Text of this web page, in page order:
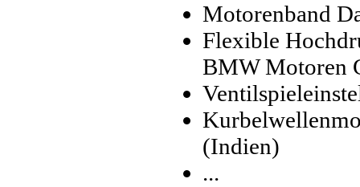
Motorenband
Flexible
BMW Motoren
(Indien)
...